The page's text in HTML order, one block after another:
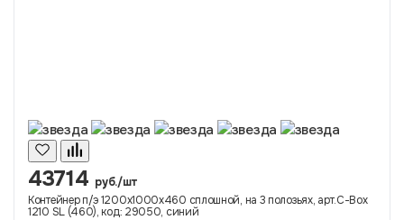
43714 руб./шт
Контейнер п/э 1200х1000х460 сплошной, на 3 полозьях, арт.C-Box
1210 SL (460), код: 29050, синий